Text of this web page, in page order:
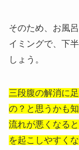
そのため、お風
イミングで、下
しょう。
三段腹の解消に
の？と思うかも
流れが悪くなる
を起こしやすく